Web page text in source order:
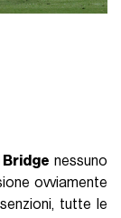
nessuno
ovviamente
tutte le